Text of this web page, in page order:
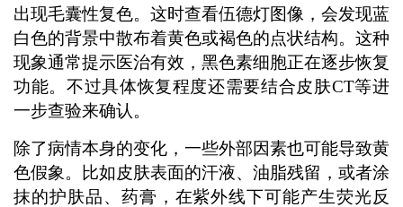
出现毛囊性复色。这时查看伍德灯图像，会发现蓝
白色的背景中散布着黄色或褐色的点状结构。这种
现象通常提示医治有效，黑色素细胞正在逐步恢复
功能。不过具体恢复程度还需要结合皮肤CT等进
一步查验来确认。
除了病情本身的变化，一些外部因素也可能导致黄
色假象。比如皮肤表面的汗液、油脂残留，或者涂
抹的护肤品、药膏，在紫外线下可能产生荧光反